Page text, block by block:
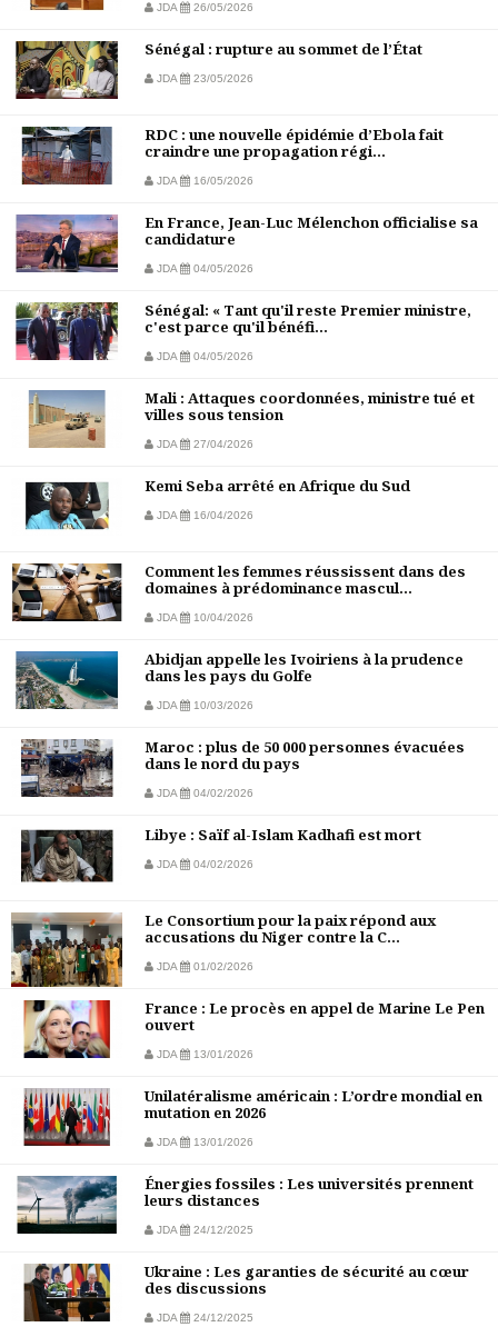
JDA 26/05/2026
Sénégal : rupture au sommet de l’État
JDA 23/05/2026
RDC : une nouvelle épidémie d’Ebola fait
craindre une propagation régi...
JDA 16/05/2026
En France, Jean-Luc Mélenchon officialise sa
candidature
JDA 04/05/2026
Sénégal: « Tant qu'il reste Premier ministre,
c'est parce qu'il bénéfi...
JDA 04/05/2026
Mali : Attaques coordonnées, ministre tué et
villes sous tension
JDA 27/04/2026
Kemi Seba arrêté en Afrique du Sud
JDA 16/04/2026
Comment les femmes réussissent dans des
domaines à prédominance mascul...
JDA 10/04/2026
Abidjan appelle les Ivoiriens à la prudence
dans les pays du Golfe
JDA 10/03/2026
Maroc : plus de 50 000 personnes évacuées
dans le nord du pays
JDA 04/02/2026
Libye : Saïf al-Islam Kadhafi est mort
JDA 04/02/2026
Le Consortium pour la paix répond aux
accusations du Niger contre la C...
JDA 01/02/2026
France : Le procès en appel de Marine Le Pen
ouvert
JDA 13/01/2026
Unilatéralisme américain : L’ordre mondial en
mutation en 2026
JDA 13/01/2026
Énergies fossiles : Les universités prennent
leurs distances
JDA 24/12/2025
Ukraine : Les garanties de sécurité au cœur
des discussions
JDA 24/12/2025